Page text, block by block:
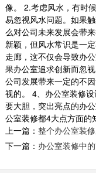
像。 2.考虑风水，有时
易忽视风水问题。如果
么对公司未来发展会带
新颖，但风水常识是一
走廊，这不仅会导致办
果办公室追求创新而忽
公司发展带来一定的不
视的。 4、办公室装修
要大胆，突出亮点的办
公室装修都4大点方面的
上一篇： 整个办公室装
下一篇： 办公室装修中
设
处
睛
现
本
明
在